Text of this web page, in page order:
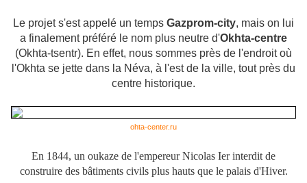
Le projet s'est appelé un temps Gazprom-city, mais on lui
a finalement préféré le nom plus neutre d'Okhta-centre
(Okhta-tsentr). En effet, nous sommes près de l'endroit où
l'Okhta se jette dans la Néva, à l'est de la ville, tout près du
centre historique.
ohta-center.ru
En 1844, un oukaze de l'empereur Nicolas Ier interdit de
construire des bâtiments civils plus hauts que le palais d'Hiver.